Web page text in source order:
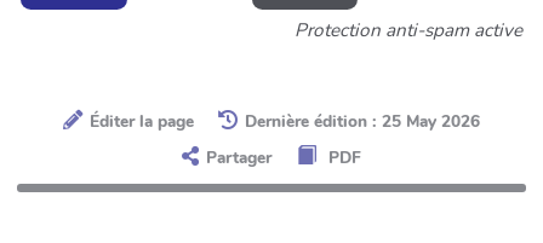
Protection anti-spam active
Éditer la page
Dernière édition : 25 May 2026
Partager
PDF